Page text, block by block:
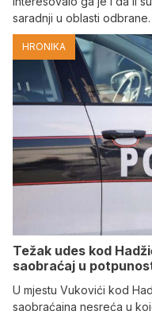
saradnji u oblasti odbrane.
HRONIKA
Težak udes kod
saobraćaj u
U mjestu Vukovići kod
saobraćajna nesreća u